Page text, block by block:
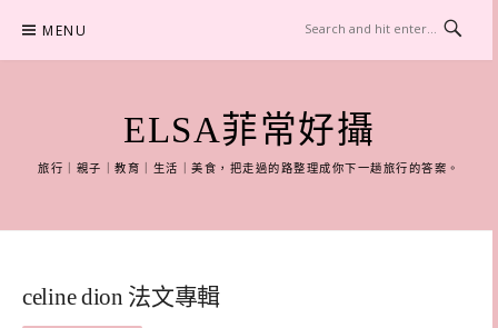
content
MENU
ELSA菲常好攝
旅行｜親子｜教育｜生活｜美食，把走過的路整理成你下一趟旅行的答案。
celine dion 法文專輯